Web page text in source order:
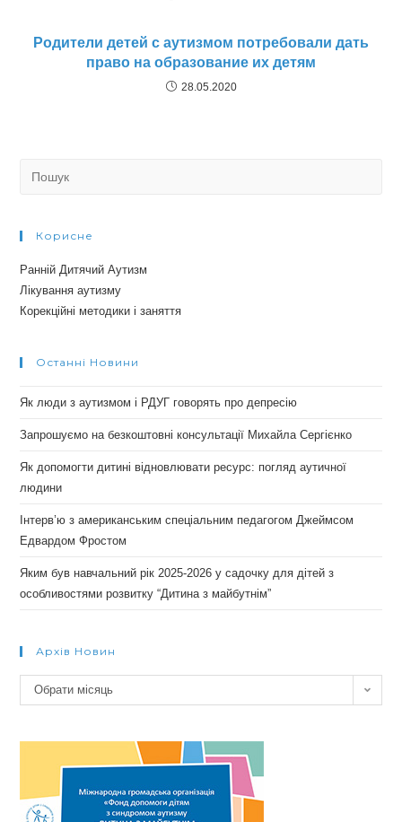
Родители детей с аутизмом потребовали дать
право на образование их детям
28.05.2020
Корисне
Ранній Дитячий Аутизм
Лікування аутизму
Корекційні методики і заняття
Останні Новини
Як люди з аутизмом і РДУГ говорять про депресію
Запрошуємо на безкоштовні консультації Михайла Сергієнко
Як допомогти дитині відновлювати ресурс: погляд аутичної
людини
Інтерв’ю з американським спеціальним педагогом Джеймсом
Едвардом Фростом
Яким був навчальний рік 2025-2026 у садочку для дітей з
особливостями розвитку “Дитина з майбутнім”
Архів Новин
Архів
новин
Обрати місяць